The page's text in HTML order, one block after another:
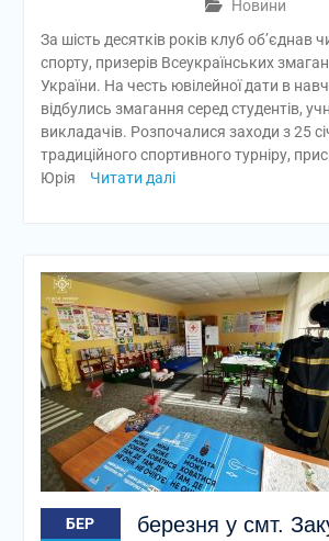
Новини
За шість десятків років клуб об’єднав
спорту, призерів Всеукраїнських
України. На честь ювілейної дати в
відбулись змагання серед студентів,
викладачів. Розпочалися заходи з 25
традиційного спортивного турніру,
Юрія
Читати далі
БЕР
березня у смт.